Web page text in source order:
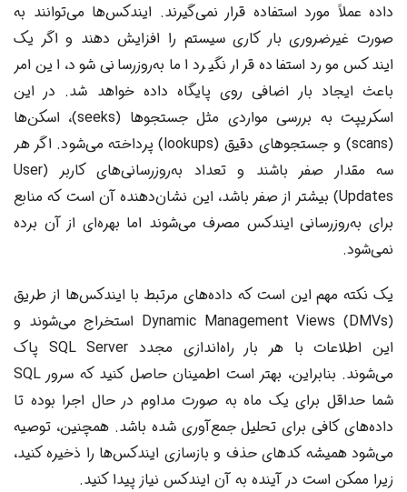
داده عملاً مورد استفاده قرار نمی‌گیرند. ایندکس‌ها می‌توانند به
صورت غیرضروری بار کاری سیستم را افزایش دهند و اگر یک
ایندکس مورد استفاده قرار نگیرد اما به‌روزرسانی شود، این امر
باعث ایجاد بار اضافی روی پایگاه داده خواهد شد. در این
اسکریپت به بررسی مواردی مثل جستجوها (seeks)، اسکن‌ها
(scans) و جستجوهای دقیق (lookups) پرداخته می‌شود. اگر هر
سه مقدار صفر باشند و تعداد به‌روزرسانی‌های کاربر (User
Updates) بیشتر از صفر باشد، این نشان‌دهنده آن است که منابع
برای به‌روزرسانی ایندکس مصرف می‌شوند اما بهره‌ای از آن برده
نمی‌شود.
یک نکته مهم این است که داده‌های مرتبط با ایندکس‌ها از طریق
Dynamic Management Views (DMVs) استخراج می‌شوند و
این اطلاعات با هر بار راه‌اندازی مجدد SQL Server پاک
می‌شوند. بنابراین، بهتر است اطمینان حاصل کنید که سرور SQL
شما حداقل برای یک ماه به صورت مداوم در حال اجرا بوده تا
داده‌های کافی برای تحلیل جمع‌آوری شده باشد. همچنین، توصیه
می‌شود همیشه کدهای حذف و بازسازی ایندکس‌ها را ذخیره کنید،
زیرا ممکن است در آینده به آن ایندکس نیاز پیدا کنید.